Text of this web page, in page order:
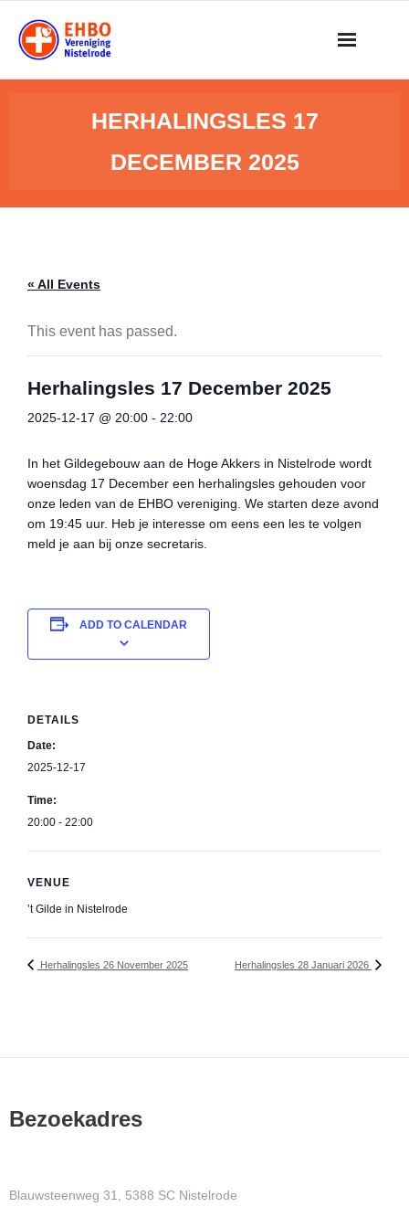
content
HERHALINGSLES 17
DECEMBER 2025
« All Events
This event has passed.
Herhalingsles 17 December 2025
2025-12-17 @ 20:00 - 22:00
In het Gildegebouw aan de Hoge Akkers in Nistelrode wordt
woensdag 17 December een herhalingsles gehouden voor
onze leden van de EHBO vereniging. We starten deze avond
om 19:45 uur. Heb je interesse om eens een les te volgen
meld je aan bij onze secretaris.
ADD TO CALENDAR
DETAILS
Date:
2025-12-17
Time:
20:00 - 22:00
VENUE
’t Gilde in Nistelrode
Herhalingsles 26 November 2025 Herhalingsles 28 Januari 2026
Bezoekadres
Blauwsteenweg 31, 5388 SC Nistelrode